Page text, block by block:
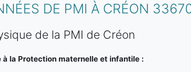
DE PMI À CRÉON
de la PMI de Créon
à la Protection maternelle et infantile :